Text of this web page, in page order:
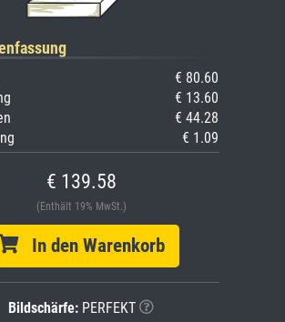
€ 80.60
€ 13.60
€ 44.28
€ 1.09
€ 139.58
(Enthält 19% MwSt.)
In den Warenkorb
Bildschärfe: PERFEKT